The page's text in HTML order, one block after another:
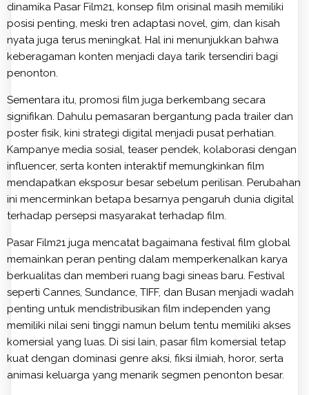
dinamika Pasar Film21, konsep film orisinal masih memiliki
posisi penting, meski tren adaptasi novel, gim, dan kisah
nyata juga terus meningkat. Hal ini menunjukkan bahwa
keberagaman konten menjadi daya tarik tersendiri bagi
penonton.
Sementara itu, promosi film juga berkembang secara
signifikan. Dahulu pemasaran bergantung pada trailer dan
poster fisik, kini strategi digital menjadi pusat perhatian.
Kampanye media sosial, teaser pendek, kolaborasi dengan
influencer, serta konten interaktif memungkinkan film
mendapatkan eksposur besar sebelum perilisan. Perubahan
ini mencerminkan betapa besarnya pengaruh dunia digital
terhadap persepsi masyarakat terhadap film.
Pasar Film21 juga mencatat bagaimana festival film global
memainkan peran penting dalam memperkenalkan karya
berkualitas dan memberi ruang bagi sineas baru. Festival
seperti Cannes, Sundance, TIFF, dan Busan menjadi wadah
penting untuk mendistribusikan film independen yang
memiliki nilai seni tinggi namun belum tentu memiliki akses
komersial yang luas. Di sisi lain, pasar film komersial tetap
kuat dengan dominasi genre aksi, fiksi ilmiah, horor, serta
animasi keluarga yang menarik segmen penonton besar.